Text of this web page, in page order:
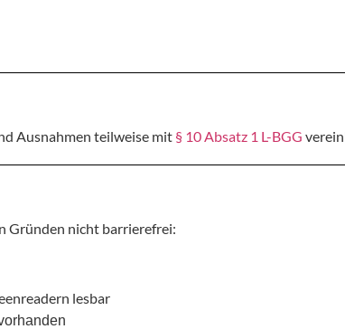
Ausnahmen teilweise mit § 10 Absatz 1 L-BGG
Gründen nicht barrierefrei:
lesbar